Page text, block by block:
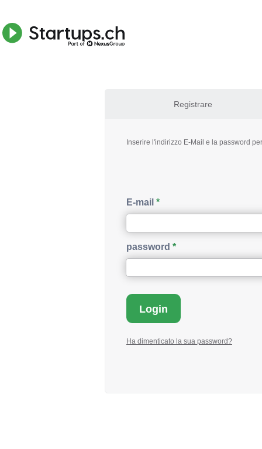
Registrare
Inserire l'indirizzo E-Mail e la password
E-mail
password
Ha dimenticato la sua password?